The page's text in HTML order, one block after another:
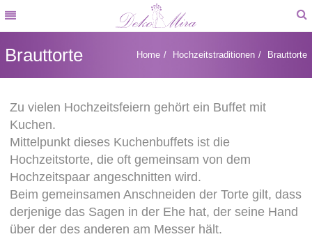
MENU
HOME
DIE HOCHZEIT
HOCHZEITSTRADITIONEN
GALERIE
KONTAKT
BLOG
MENU
Brauttorte Home Hochzeitstraditionen Brauttorte
Zu vielen Hochzeitsfeiern gehört ein Buffet mit
Kuchen.
Mittelpunkt dieses Kuchenbuffets ist die
Hochzeitstorte, die oft gemeinsam von dem
Hochzeitspaar angeschnitten wird.
Beim gemeinsamen Anschneiden der Torte gilt, dass
derjenige das Sagen in der Ehe hat, der seine Hand
über der des anderen am Messer hält.